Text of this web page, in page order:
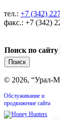
тел.: +7 (342)
факс.: +7 (342)
Поиск по сайту
© 2026, “Урал-
Обслуживание и
продвижение сайта